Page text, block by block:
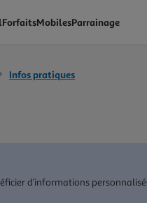
ForfaitsMobilesParrainage
Infos pratiques
d’informations